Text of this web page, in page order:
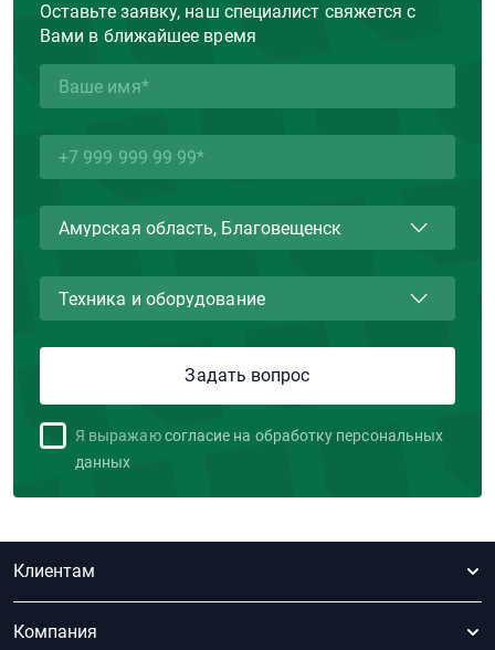
Оставьте заявку, наш специалист свяжется с
Вами в ближайшее время
Я выражаю согласие на обработку персональных
данных
Клиентам
Компания